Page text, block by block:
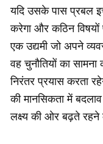
यदि उसके पास प्रबल
करेगा और कठिन
एक उद्यमी जो अपने
वह चुनौतियों का
निरंतर प्रयास करता
की मानसिकता में
लक्ष्य की ओर बढ़ते रहने